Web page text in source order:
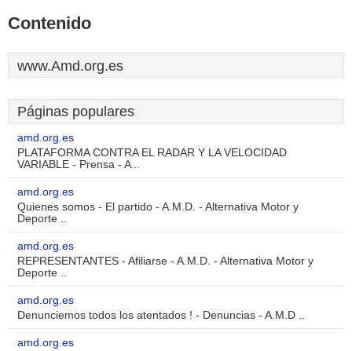
Contenido
www.Amd.org.es
Páginas populares
amd.org.es
PLATAFORMA CONTRA EL RADAR Y LA VELOCIDAD
VARIABLE - Prensa - A ..
amd.org.es
Quienes somos - El partido - A.M.D. - Alternativa Motor y
Deporte ..
amd.org.es
REPRESENTANTES - Afiliarse - A.M.D. - Alternativa Motor y
Deporte ..
amd.org.es
Denunciemos todos los atentados ! - Denuncias - A.M.D ..
amd.org.es